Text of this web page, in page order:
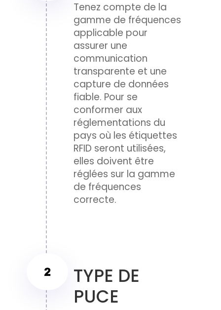
Tenez compte de la
gamme de fréquences
applicable pour
assurer une
communication
transparente et une
capture de données
fiable. Pour se
conformer aux
réglementations du
pays où les étiquettes
RFID seront utilisées,
elles doivent être
réglées sur la gamme
de fréquences
correcte.
TYPE DE
PUCE